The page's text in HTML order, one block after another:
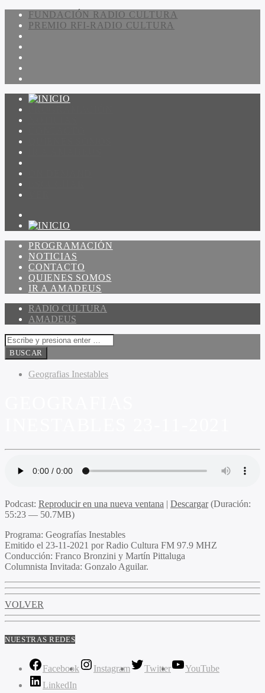
FUNDACIÓN RADIO CULTURA
PREMIO RFI-RADIO CULTURA
PROGRAMACIÓN
NOTICIAS
CONTACTO
QUIENES SOMOS
IR A AMADEUS
RADIO CULTURA
AMADEUS
Geografias Inestables
Podcast: Reproducir en una nueva ventana | Descargar(Duración:
55:23 — 50.7MB)
Programa: Geografías Inestables
Emitido el 23-11-2021 por Radio Cultura FM 97.9 MHZ
Conducción: Franco Bronzini y Martín Pittaluga
Columnista Invitada: Gonzalo Aguilar.
VOLVER
NUESTRAS REDES
Facebook Instagram Twitter
YouTube
LinkedIn